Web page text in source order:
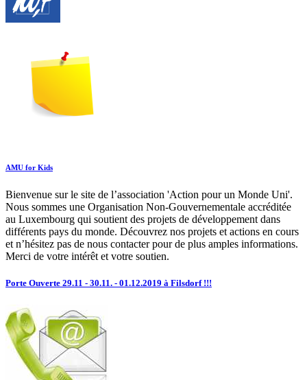
AMU for Kids
Bienvenue sur le site de l’association 'Action pour un Monde Uni'.
Nous sommes une Organisation Non-Gouvernementale accréditée
au Luxembourg qui soutient des projets de développement dans
différents pays du monde. Découvrez nos projets et actions en cours
et n’hésitez pas de nous contacter pour de plus amples informations.
Merci de votre intérêt et votre soutien.
Porte Ouverte 29.11 - 30.11. - 01.12.2019 à Filsdorf !!!